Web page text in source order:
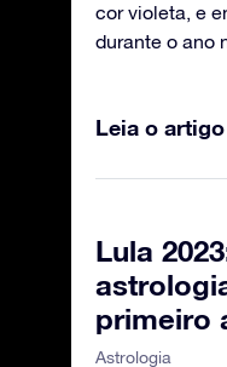
cor violeta, e
durante o ano
Leia o
Lula
primeiro
Astrologia